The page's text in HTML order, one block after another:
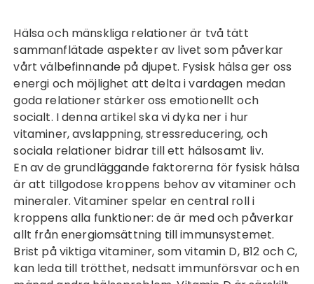
Hälsa och mänskliga relationer är två tätt
sammanflätade aspekter av livet som påverkar
vårt välbefinnande på djupet. Fysisk hälsa ger oss
energi och möjlighet att delta i vardagen medan
goda relationer stärker oss emotionellt och
socialt. I denna artikel ska vi dyka ner i hur
vitaminer, avslappning, stressreducering, och
sociala relationer bidrar till ett hälsosamt liv.
En av de grundläggande faktorerna för fysisk hälsa
är att tillgodose kroppens behov av vitaminer och
mineraler. Vitaminer spelar en central roll i
kroppens alla funktioner: de är med och påverkar
allt från energiomsättning till immunsystemet.
Brist på viktiga vitaminer, som vitamin D, B12 och C,
kan leda till trötthet, nedsatt immunförsvar och en